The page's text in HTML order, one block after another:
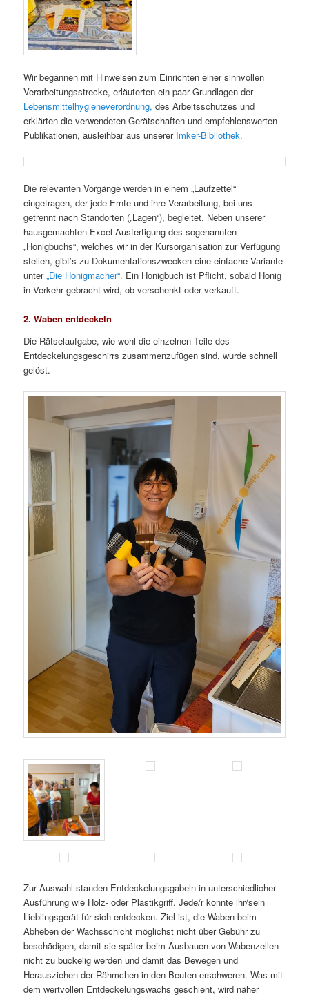
Wir begannen mit Hinweisen zum Einrichten einer sinnvollen
Verarbeitungsstrecke, erläuterten ein paar Grundlagen der
Lebensmittelhygieneverordnung, des Arbeitsschutzes und
erklärten die verwendeten Gerätschaften und empfehlenswerten
Publikationen, ausleihbar aus unserer Imker-Bibliothek.
Die relevanten Vorgänge werden in einem „Laufzettel“
eingetragen, der jede Ernte und ihre Verarbeitung, bei uns
getrennt nach Standorten („Lagen“), begleitet. Neben unserer
hausgemachten Excel-Ausfertigung des sogenannten
„Honigbuchs“, welches wir in der Kursorganisation zur Verfügung
stellen, gibt’s zu Dokumentationszwecken eine einfache Variante
unter„Die Honigmacher“. Ein Honigbuch ist Pflicht, sobald Honig
in Verkehr gebracht wird, ob verschenkt oder verkauft.
2. Waben entdeckeln
Die Rätselaufgabe, wie wohl die einzelnen Teile des
Entdeckelungsgeschirrs zusammenzufügen sind, wurde schnell
gelöst.
Zur Auswahl standen Entdeckelungsgabeln in unterschiedlicher
Ausführung wie Holz- oder Plastikgriff. Jede/r konnte ihr/sein
Lieblingsgerät für sich entdecken. Ziel ist, die Waben beim
Abheben der Wachsschicht möglichst nicht über Gebühr zu
beschädigen, damit sie später beim Ausbauen von Wabenzellen
nicht zu buckelig werden und damit das Bewegen und
Herausziehen der Rähmchen in den Beuten erschweren. Was mit
dem wertvollen Entdeckelungswachs geschieht, wird näher